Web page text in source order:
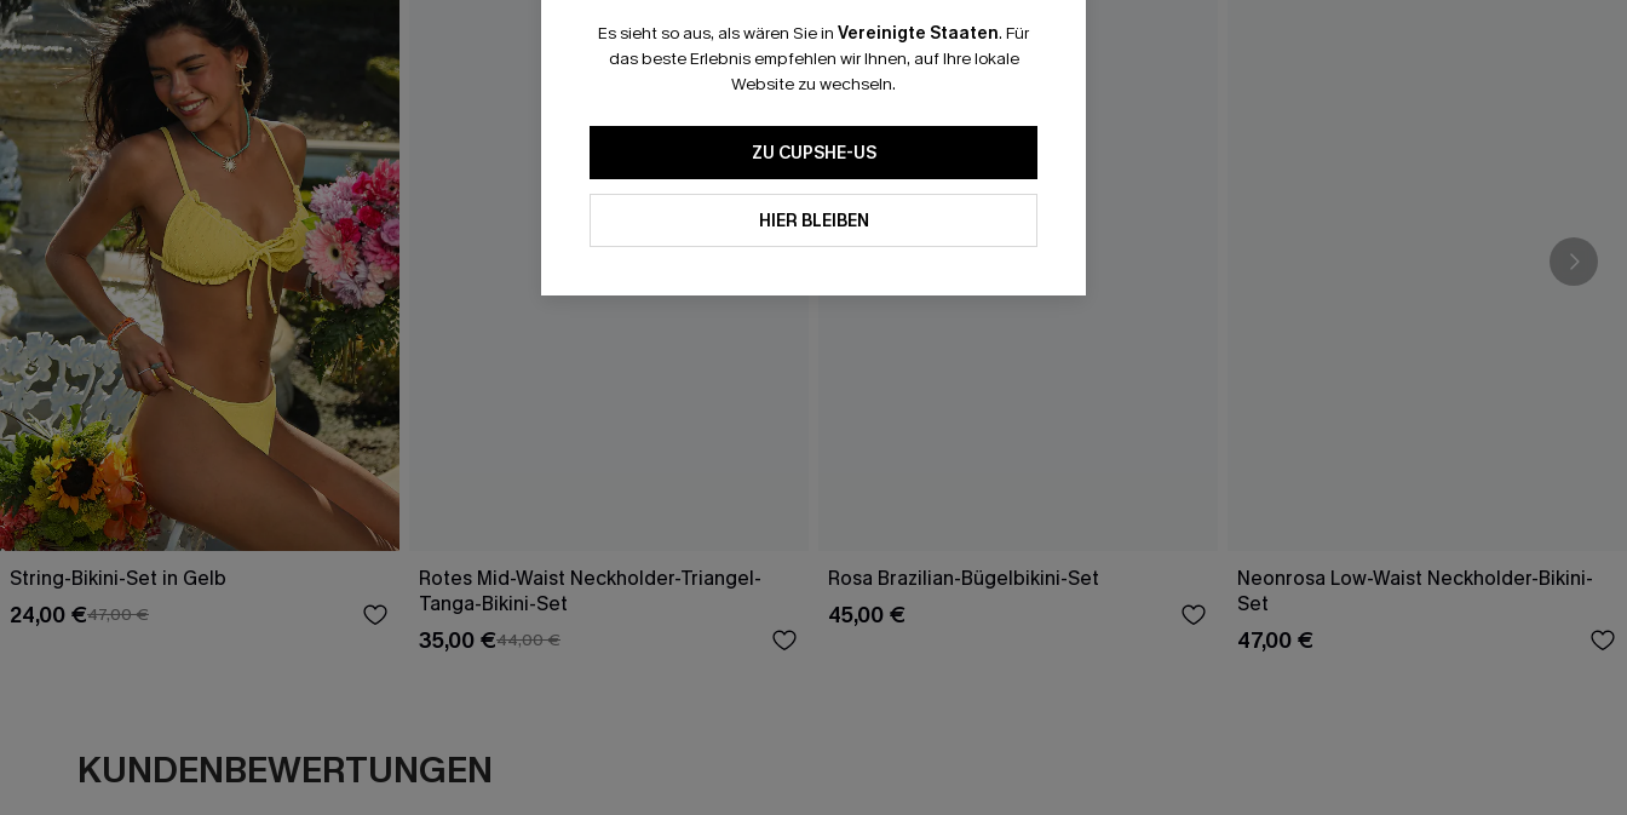
String-Bikini-Set in Gelb
24,00 €47,00 €
Rotes Mid-Waist Neckholder-Triangel-
Tanga-Bikini-Set
35,00 €44,00 €
Rosa Brazilian-Bügelbikini-Set
45,00 €
Neonrosa Low-Waist Neckholder-Bikini-
Set
47,00 €
KUNDENBEWERTUNGEN
Es sieht so aus, als wären Sie in Vereinigte Staaten. Für
das beste Erlebnis empfehlen wir Ihnen, auf Ihre lokale
Website zu wechseln.
ZU CUPSHE-US
HIER BLEIBEN